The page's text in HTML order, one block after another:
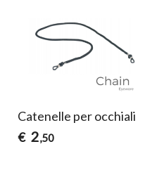
Catenelle per occhiali
€ 2,50